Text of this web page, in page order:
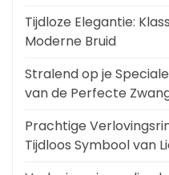
Tijdloze Elegantie:
Moderne Bruid
Stralend op je
van de Perfecte
Prachtige
Tijdloos Symbool van